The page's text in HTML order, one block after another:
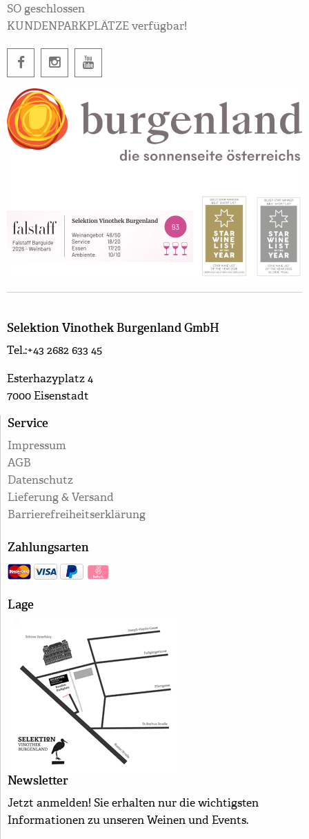
SO geschlossen
KUNDENPARKPLÄTZE verfügbar!
Selektion Vinothek Burgenland GmbH
Tel.:+43 2682 633 45
Esterhazyplatz 4
7000 Eisenstadt
Service
Impressum
AGB
Datenschutz
Lieferung & Versand
Barrierefreiheitserklärung
Zahlungsarten
Lage
Newsletter
Jetzt anmelden! Sie erhalten nur die wichtigsten
Informationen zu unseren Weinen und Events.